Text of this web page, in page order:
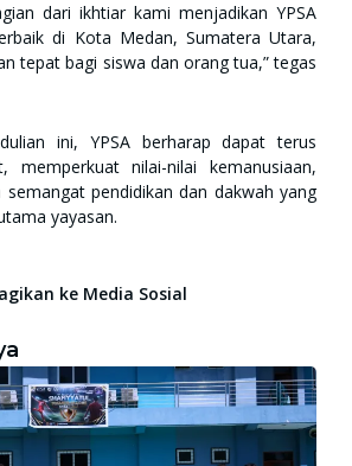
dari ikhtiar kami menjadikan YPSA
di Kota Medan, Sumatera Utara,
tepat bagi siswa dan orang tua,” tegas
ini, YPSA berharap dapat terus
memperkuat nilai-nilai kemanusiaan,
pendidikan dan dakwah yang
yayasan.
ke Media Sosial